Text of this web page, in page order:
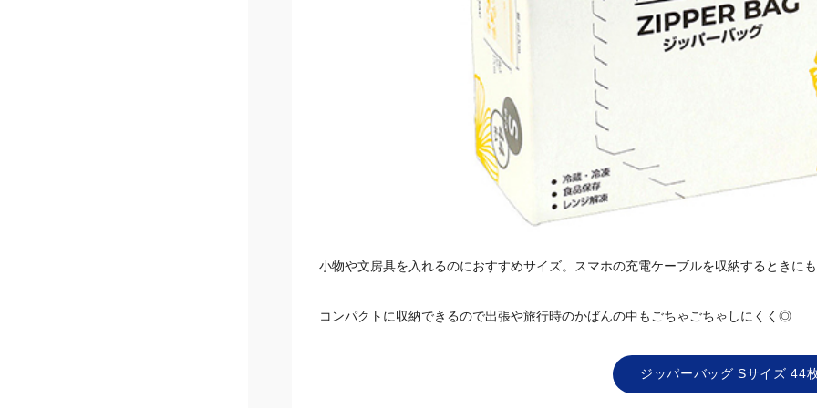
小物や文房具を入れるのにおすすめサイズ。スマホの充電ケーブルを収納するときに
コンパクトに収納できるので出張や旅行時のかばんの中もごちゃごちゃしにくく◎
ジッパーバッグ Sサイズ 44